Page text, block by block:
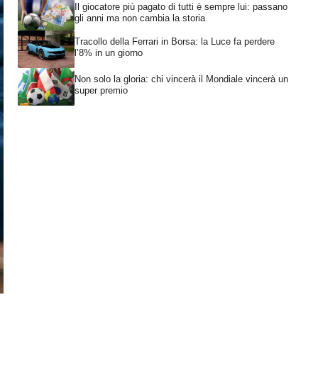
Il giocatore più pagato di tutti è sempre lui: passano
gli anni ma non cambia la storia
Tracollo della Ferrari in Borsa: la Luce fa perdere
l’8% in un giorno
Non solo la gloria: chi vincerà il Mondiale vincerà un
super premio